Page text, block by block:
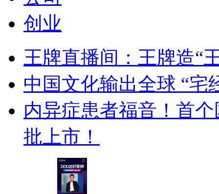
创业
王牌直播间：王牌造“
中国文化输出全球 “宅
内异症患者福音！首
批上市！